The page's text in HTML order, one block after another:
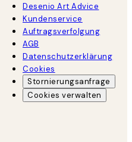
Desenio Art Advice
Kundenservice
Auftragsverfolgung
AGB
Datenschutzerklärung
Cookies
Stornierungsanfrage
Cookies verwalten